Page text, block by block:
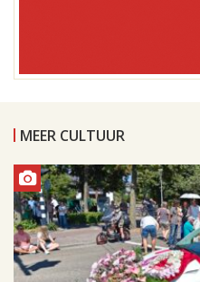
MEER CULTUUR